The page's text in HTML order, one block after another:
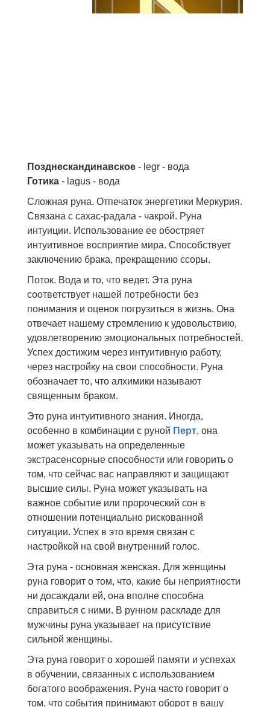
Позднескандинавское - legr - вода
Готика - lagus - вода
Сложная руна. Отпечаток энергетики Меркурия.
Связана с сахас-радала - чакрой. Руна
интуиции. Использование ее обостряет
интуитивное восприятие мира. Способствует
заключению брака, прекращению ссоры.
Поток. Вода и то, что ведет. Эта руна
соответствует нашей потребности без
понимания и оценок погрузиться в жизнь. Она
отвечает нашему стремлению к удовольствию,
удовлетворению эмоциональных потребностей.
Успех достижим через интуитивную работу,
через настройку на свои способности. Руна
обозначает то, что алхимики называют
священным браком.
Это руна интуитивного знания. Иногда,
особенно в комбинации с руной Перт, она
может указывать на определенные
экстрасенсорные способности или говорить о
том, что сейчас вас направляют и защищают
высшие силы. Руна может указывать на
важное событие или пророческий сон в
отношении потенциально рискованной
ситуации. Успех в это время связан с
настройкой на свой внутренний голос.
Эта руна - основная женская. Для женщины
руна говорит о том, что, какие бы неприятности
ни досаждали ей, она вполне способна
справиться с ними. В рунном раскладе для
мужчины руна указывает на присутствие
сильной женщины.
Эта руна говорит о хорошей памяти и успехах
в обучении, связанных с использованием
богатого воображения. Руна часто говорит о
том, что события принимают оборот в вашу